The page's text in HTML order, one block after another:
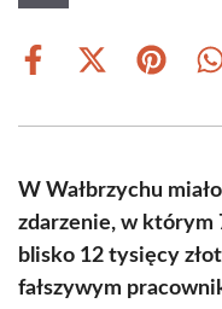
Share
Share
(Twitter)
Share
W Wałbrzychu
zdarzenie, w którym
blisko 12 tysięcy
fałszywym